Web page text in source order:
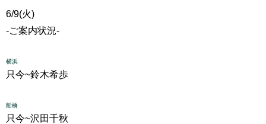
6/9(火)
-ご案内状況-
横浜
只今~鈴木希歩
船橋
只今~沢田千秋